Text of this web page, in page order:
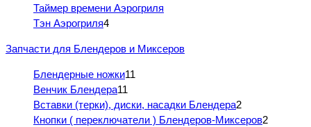
Таймер времени Аэрогриля
Тэн Аэрогриля4
Запчасти для Блендеров и Миксеров
Блендерные ножки11
Венчик Блендера11
Вставки (терки), диски, насадки Блендера2
Кнопки ( переключатели ) Блендеров-Миксеров2